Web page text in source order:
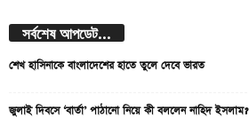
সর্বশেষ আপডেট...
শেখ হাসিনাকে বাংলাদেশের হাতে তুলে দেবে ভারত
জুলাই দিবসে ‘বার্তা’ পাঠানো নিয়ে কী বললেন নাহিদ ইসলাম?